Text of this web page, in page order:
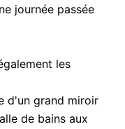
journée passée
les
d'un grand miroir
de bains aux